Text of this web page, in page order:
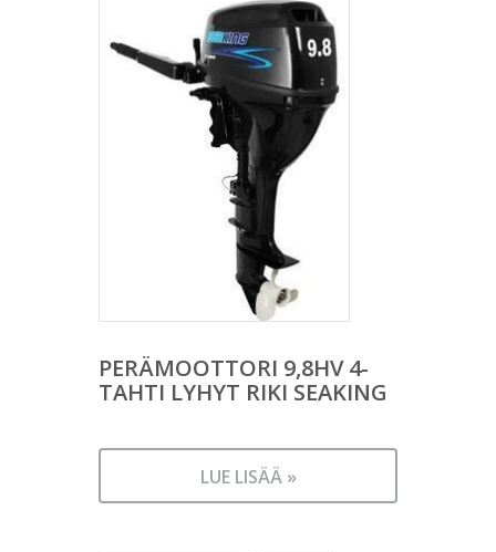
PERÄMOOTTORI 9,8HV 4-
TAHTI LYHYT RIKI SEAKING
LUE LISÄÄ »